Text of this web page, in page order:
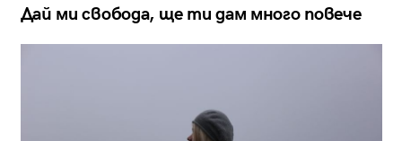
Дай ми свобода, ще ти дам много повече